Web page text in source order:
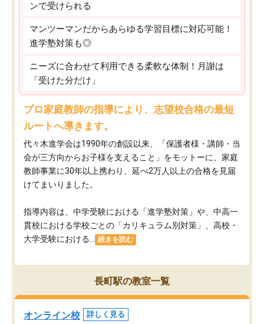
ンで受けられる
マンツーマンだからあらゆる学習目標に対応可能！
進学塾対策も◎
ニーズに合わせて利用できる柔軟な体制！月謝は
「受けた分だけ」
プロ家庭教師の指導により、志望校合格の最短
ルートへ導きます。
代々木進学会は1990年の創設以来、「保護者様・講師・当
会が三方向からお子様を支えること」をモットーに、家庭
教師事業に30年以上携わり、延べ2万人以上の合格を見届
けてまいりました。
指導内容は、中学受験における「進学塾対策」や、中高一
貫校における学校ごとの「カリキュラム別対策」、高校・
大学受験における...
続きを読む
長町駅の教室一覧
オンライン校 詳しく見る